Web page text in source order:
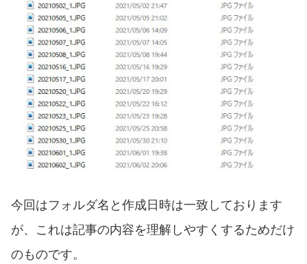
今回はフォルダ名と作成日時は一致しております
が、これは記事の内容を理解しやすくするためだけ
のものです。